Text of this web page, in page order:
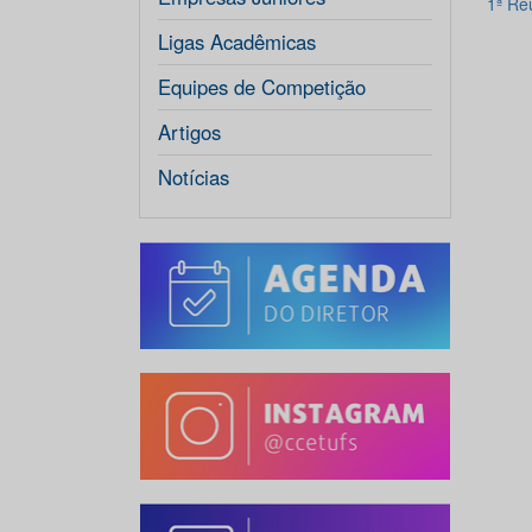
Ligas Acadêmicas
Equipes de Competição
Artigos
Notícias